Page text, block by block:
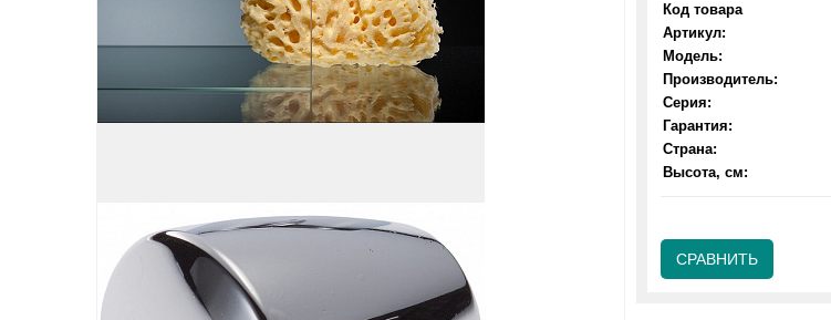
Код товара
Артикул:
Модель:
Производитель:
Серия:
Гарантия:
Страна:
Высота, см:
СРАВНИТЬ